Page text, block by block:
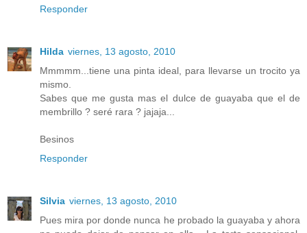
Responder
Hilda viernes, 13 agosto, 2010
Mmmmm...tiene una pinta ideal, para llevarse un trocito ya
mismo.
Sabes que me gusta mas el dulce de guayaba que el de
membrillo ? seré rara ? jajaja...
Besinos
Responder
Silvia viernes, 13 agosto, 2010
Pues mira por donde nunca he probado la guayaba y ahora